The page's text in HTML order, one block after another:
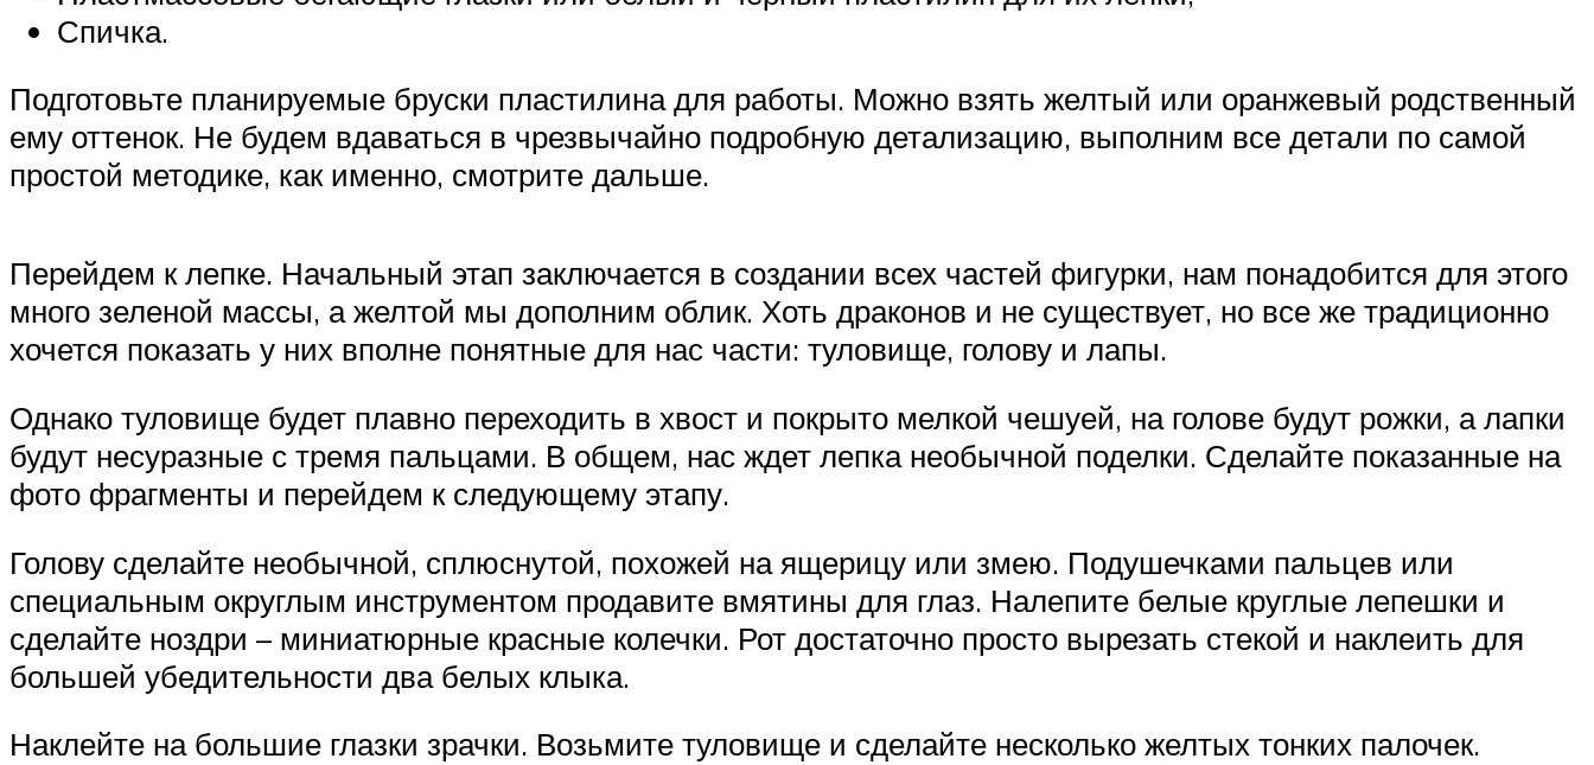
Спичка.
Подготовьте планируемые бруски пластилина для работы. Можно взять желтый или оранжевый родственный
ему оттенок. Не будем вдаваться в чрезвычайно подробную детализацию, выполним все детали по самой
простой методике, как именно, смотрите дальше.
Перейдем к лепке. Начальный этап заключается в создании всех частей фигурки, нам понадобится для этого
много зеленой массы, а желтой мы дополним облик. Хоть драконов и не существует, но все же традиционно
хочется показать у них вполне понятные для нас части: туловище, голову и лапы.
Однако туловище будет плавно переходить в хвост и покрыто мелкой чешуей, на голове будут рожки, а лапки
будут несуразные с тремя пальцами. В общем, нас ждет лепка необычной поделки. Сделайте показанные на
фото фрагменты и перейдем к следующему этапу.
Голову сделайте необычной, сплюснутой, похожей на ящерицу или змею. Подушечками пальцев или
специальным округлым инструментом продавите вмятины для глаз. Налепите белые круглые лепешки и
сделайте ноздри – миниатюрные красные колечки. Рот достаточно просто вырезать стекой и наклеить для
большей убедительности два белых клыка.
Наклейте на большие глазки зрачки. Возьмите туловище и сделайте несколько желтых тонких палочек.